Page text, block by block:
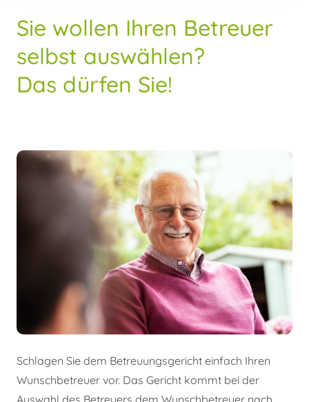
Sie wollen Ihren Betreuer
selbst auswählen?
Das dürfen Sie!
Schlagen Sie dem Betreuungsgericht einfach Ihren
Wunschbetreuer vor. Das Gericht kommt bei der
Auswahl des Betreuers dem Wunschbetreuer nach,